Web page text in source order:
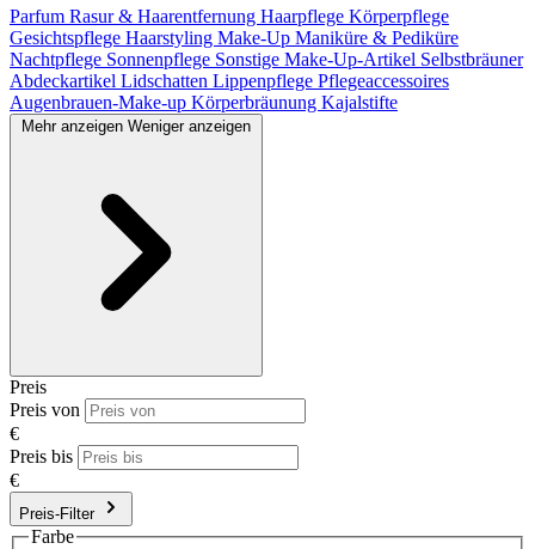
Parfum Rasur & Haarentfernung Haarpflege Körperpflege
Gesichtspflege Haarstyling Make-Up Maniküre & Pediküre
Nachtpflege Sonnenpflege Sonstige Make-Up-Artikel Selbstbräuner
Abdeckartikel Lidschatten Lippenpflege Pflegeaccessoires
Augenbrauen-Make-up Körperbräunung Kajalstifte
Mehr anzeigen Weniger anzeigen
Preis
Preis von
€
Preis bis
€
Preis-Filter
Farbe